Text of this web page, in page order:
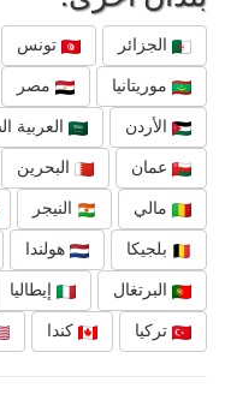
الجزائر تونس
موريتانيا مصر
الأردن العربية
عمان البحرين
مالي النيجر
بلجيكا هولندا
البرتغال إيطاليا
تركيا كندا